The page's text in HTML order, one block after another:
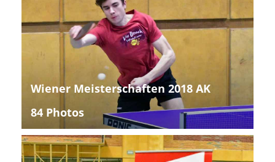
Wiener Meisterschaften 2018 AK
84 Photos